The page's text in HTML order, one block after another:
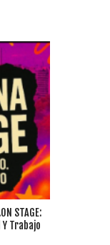
STAGE:
Trabajo